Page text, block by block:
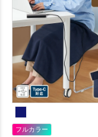
フルカラー